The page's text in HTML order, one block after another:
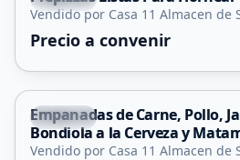
Vendido por Casa 11 Almacen de
Precio a convenir
Merlo
Empanadas de Carne, Pollo,
Bondiola a la Cerveza y
Vendido por Casa 11 Almacen de